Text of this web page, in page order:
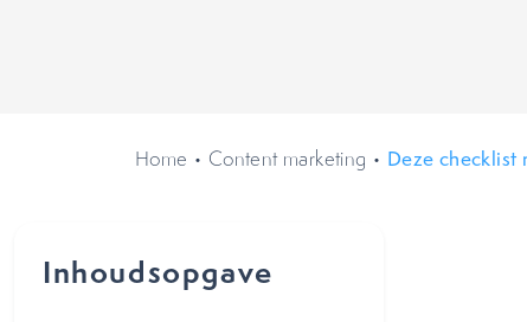
Home • Content marketing • Deze checklist
Inhoudsopgave